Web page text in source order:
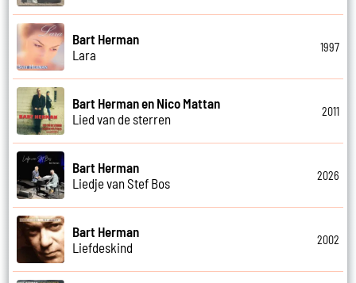
Bart Herman
Lara
1997
Bart Herman en Nico Mattan
Lied van de sterren
2011
Bart Herman
Liedje van Stef Bos
2026
Bart Herman
Liefdeskind
2002